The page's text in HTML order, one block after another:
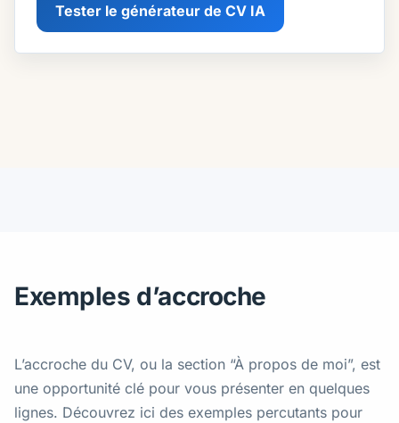
Tester le générateur de CV IA
Exemples d’accroche
L’accroche du CV, ou la section “À propos de moi”, est
une opportunité clé pour vous présenter en quelques
lignes. Découvrez ici des exemples percutants pour